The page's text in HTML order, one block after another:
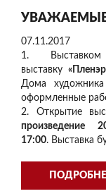
07.11.2017
1.
выставку
Дома художника
оформленные
2. Открытие
произведение
17:00. Выставка